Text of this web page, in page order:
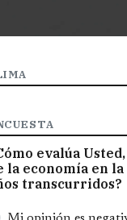
evalúa
la economía en
transcurridos?